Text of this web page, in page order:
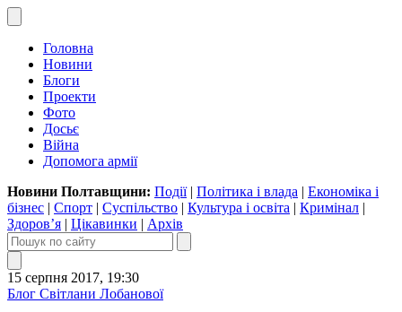
Головна
Новини
Блоги
Проекти
Фото
Досьє
Війна
Допомога армії
Новини Полтавщини: Події| Політика і влада | Економіка і
бізнес | Спорт | Суспільство | Культура і освіта | Кримінал |
Здоров’я | Цікавинки | Архів
15 серпня 2017, 19:30
Блог Світлани Лобанової